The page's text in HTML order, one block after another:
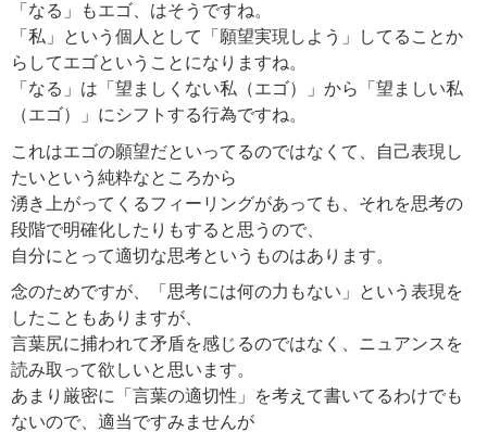
「なる」もエゴ、はそうですね。
「私」という個人として「願望実現しよう」してることか
らしてエゴということになりますね。
「なる」は「望ましくない私（エゴ）」から「望ましい私
（エゴ）」にシフトする行為ですね。
これはエゴの願望だといってるのではなくて、自己表現し
たいという純粋なところから
湧き上がってくるフィーリングがあっても、それを思考の
段階で明確化したりもすると思うので、
自分にとって適切な思考というものはあります。
念のためですが、「思考には何の力もない」という表現を
したこともありますが、
言葉尻に捕われて矛盾を感じるのではなく、ニュアンスを
読み取って欲しいと思います。
あまり厳密に「言葉の適切性」を考えて書いてるわけでも
ないので、適当ですみませんが